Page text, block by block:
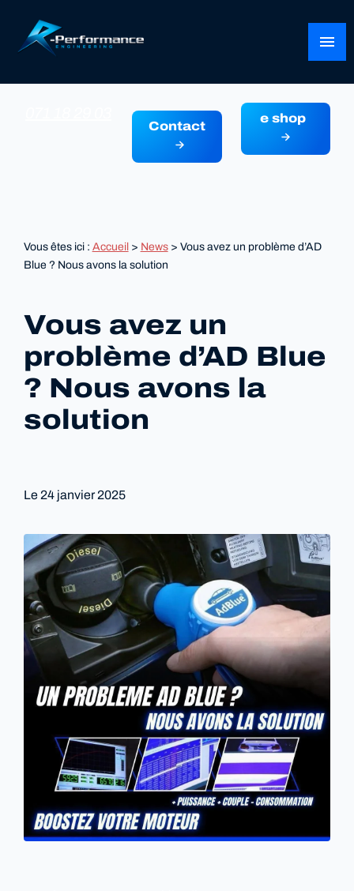
menu
Contact
e shop
Vous êtes ici : Accueil> News> Vous avez un problème d’AD
Blue ? Nous avons la solution
Vous avez un
problème d’AD Blue
? Nous avons la
solution
Le24 janvier 2025